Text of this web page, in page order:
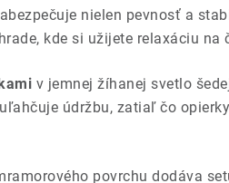
nielen pevnosť a
kde si užijete relaxáciu na
v jemnej žíhanej svetlo
údržbu, zatiaľ čo
povrchu dodáva